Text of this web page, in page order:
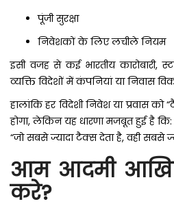
पूंजी सुरक्षा
निवेशकों के लिए लचीले नियम
इसी वजह से कई भारतीय कारोबारी,
व्यक्ति विदेशों में कंपनियां या निवास
हालांकि हर विदेशी निवेश या प्रवास को
होगा, लेकिन यह धारणा मजबूत हुई है कि:
“जो सबसे ज्यादा टैक्स देता है, वही सबसे
आम आदमी
करे?